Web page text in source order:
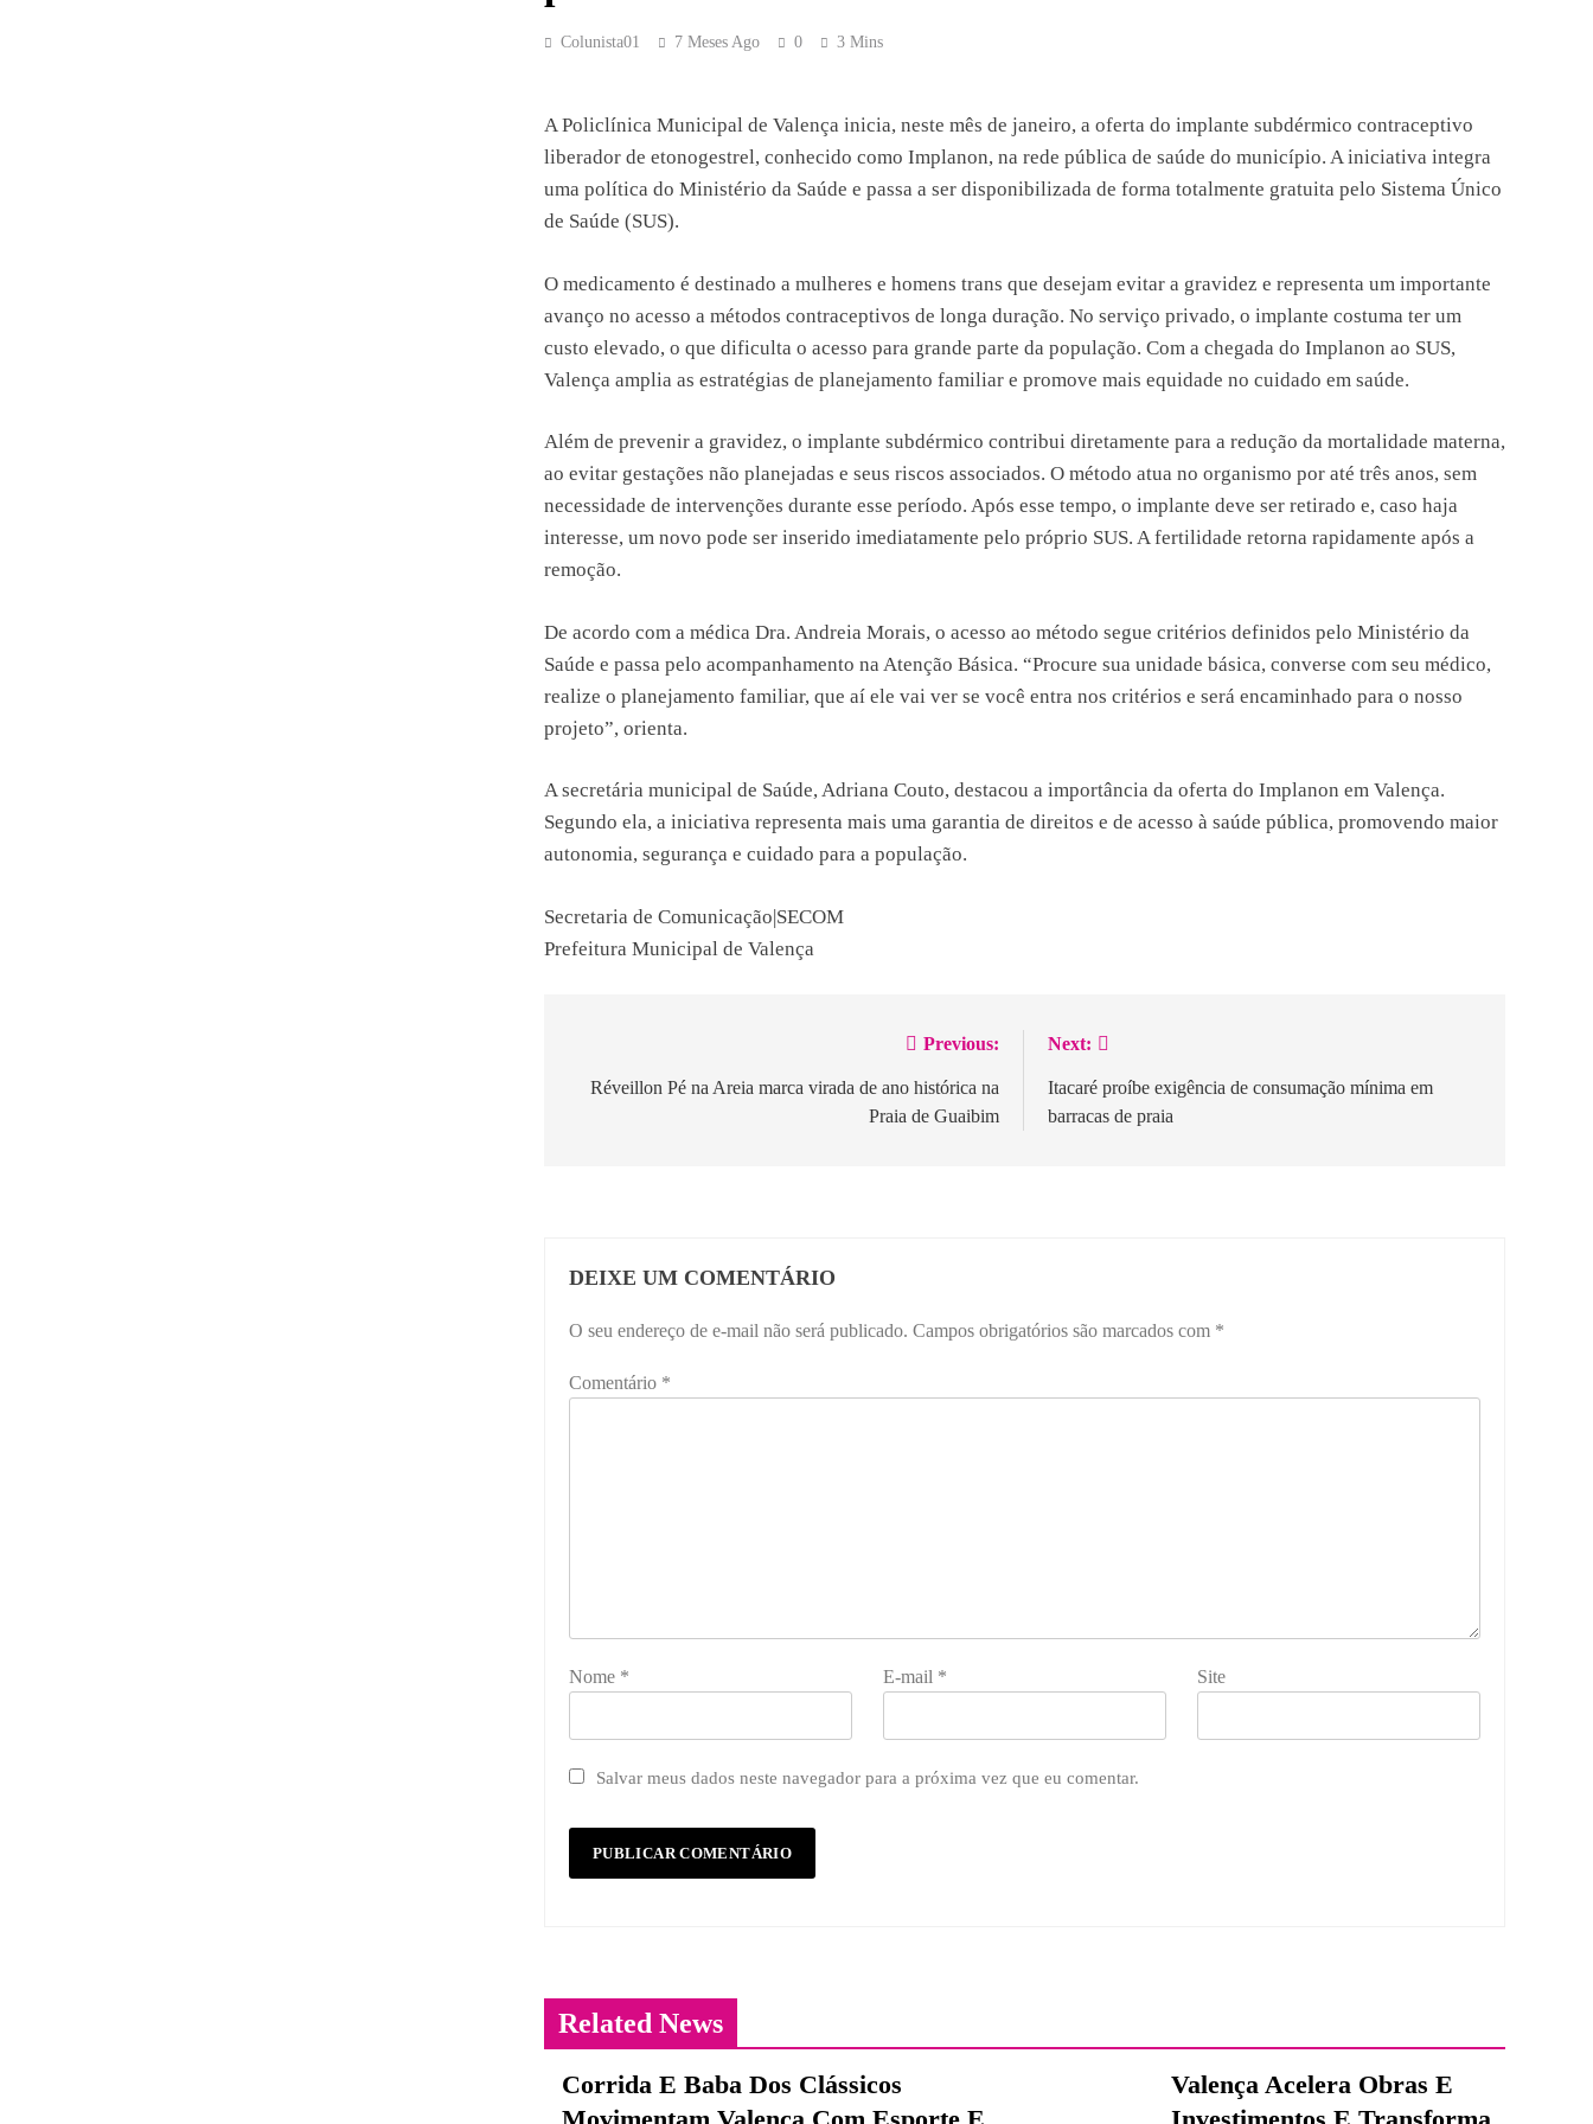
Colunista01 7 Meses Ago 0 3 Mins
A Policlínica Municipal de Valença inicia, neste mês de janeiro, a oferta do implante subdérmico contraceptivo
liberador de etonogestrel, conhecido como Implanon, na rede pública de saúde do município. A iniciativa integra
uma política do Ministério da Saúde e passa a ser disponibilizada de forma totalmente gratuita pelo Sistema Único
de Saúde (SUS).
O medicamento é destinado a mulheres e homens trans que desejam evitar a gravidez e representa um importante
avanço no acesso a métodos contraceptivos de longa duração. No serviço privado, o implante costuma ter um
custo elevado, o que dificulta o acesso para grande parte da população. Com a chegada do Implanon ao SUS,
Valença amplia as estratégias de planejamento familiar e promove mais equidade no cuidado em saúde.
Além de prevenir a gravidez, o implante subdérmico contribui diretamente para a redução da mortalidade materna,
ao evitar gestações não planejadas e seus riscos associados. O método atua no organismo por até três anos, sem
necessidade de intervenções durante esse período. Após esse tempo, o implante deve ser retirado e, caso haja
interesse, um novo pode ser inserido imediatamente pelo próprio SUS. A fertilidade retorna rapidamente após a
remoção.
De acordo com a médica Dra. Andreia Morais, o acesso ao método segue critérios definidos pelo Ministério da
Saúde e passa pelo acompanhamento na Atenção Básica. “Procure sua unidade básica, converse com seu médico,
realize o planejamento familiar, que aí ele vai ver se você entra nos critérios e será encaminhado para o nosso
projeto”, orienta.
A secretária municipal de Saúde, Adriana Couto, destacou a importância da oferta do Implanon em Valença.
Segundo ela, a iniciativa representa mais uma garantia de direitos e de acesso à saúde pública, promovendo maior
autonomia, segurança e cuidado para a população.
Secretaria de Comunicação|SECOM
Prefeitura Municipal de Valença
de
Previous:
Réveillon Pé na Areia marca virada de ano histórica na
Praia de Guaibim
Next:
Itacaré proíbe exigência de consumação mínima em
barracas de praia
DEIXE UM COMENTÁRIO
O seu endereço de e-mail não será publicado. Campos obrigatórios são marcados com *
Comentário *
Nome * E-mail * Site
Salvar meus dados neste navegador para a próxima vez que eu comentar.
Related News
Corrida E Baba Dos Clássicos
Valença Acelera Obras E